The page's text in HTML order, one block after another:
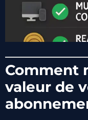
Comment
valeur de